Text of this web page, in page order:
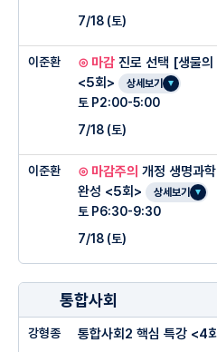
1주차 양적관계 주요 개념 정리 및 실전 문제
2주차 양적관계 스킬 정리 및 실전 문제 풀이(2)
3주차 양적관계 총정리 및 심화 문제 풀이
5주차 중화반응 주요 개념 정리 및 실전 문제 풀
6주차 중화반응 스킬정리, 총정리 및 심화 문제
4 주차 : 중화반응(2가+1가, 1가+2가), 문제
-테스트 미통과 : 재시
-학생이 필요로 하는 부분 첨삭 및 영상 제공
1주차 : 물질의 세가지 상태(분자간 인력, 기체)
물질의 세가지 상태(액체, 교체, 용액)
5주차 :반응속도와 총정리 문제풀이
-형란썜의 특기인 문제를 가장 쉽게 풀어내고
-수업을 통해 배운 문제 해결 스킬을 수월하게
닝을 비중있게 진행
○ 주차별 진도계획
1주차 : 양적관계1+문제풀이
주차 : 양적관계2+문제풀이
3주차 : 양적관계3+문제풀이
4주차 : 양적관계4+문제풀이
-과거 비효율적이고 시간이 오래 걸렸던 문제
-완강 후 수능특강 3점, 고3 모의고사 문제까
-수업을 통해 배운 문제 해결 스킬을 수월하게
풀이 체화 과정을 비중있게 진행
○ 주차별 진도계획
1주차 : 기체1
2주차 : 기체2, 액체, 고체
7/18 (토)
○ 수업특징
-핵심 기출문제를 반복적으로 풀며, 로직을 완성
-숙제확인, 복습 확인 재시험, 재확인 관리
-수업 전,쉬는 시간,수업 후 관리, 클리닉 관리
-매주 수업 직후 학부모님께 알림 톡 발송
이준환 ⊙ 마감 진로 선택 [생물
<5회>
상세보기
토 P2:00-5:00
7/18 (토)
○ 수업특징
-핵심 기출문제를 반복적으로 풀며, 로직을 완
○ 관리 시스템
이준환 ⊙ 마감주의 개정 생명과
완성 <5회>
상세보기
토 P6:30-9:30
7/18 (토)
○ 수업특징
-수능 킬러 문제를 푸는데 필요한 개념, 스킬훈
통합사회
강형종 통합사회2 핵심 특강 <4